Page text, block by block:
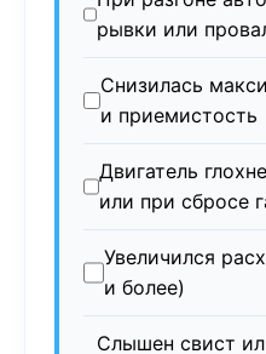
рывки или
Снизилась
и приемистость
Двигатель
или при сбросе
Увеличился
и более)
Слышен свист